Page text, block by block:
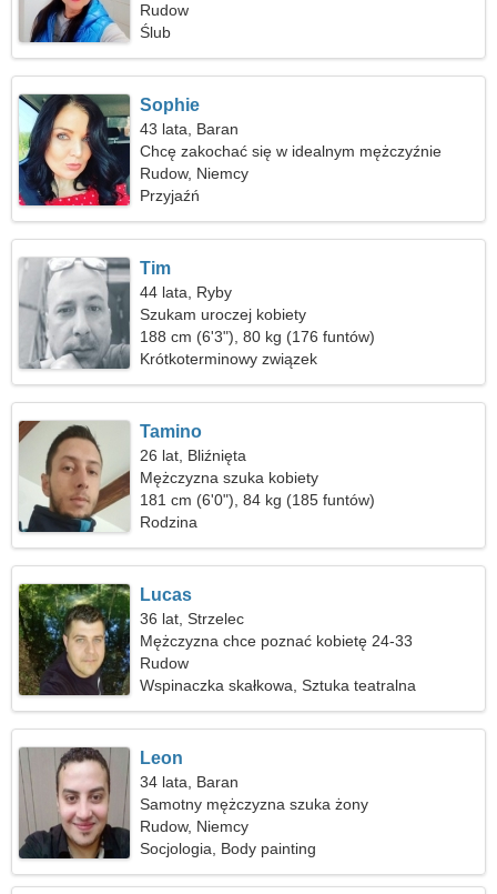
Rudow
Ślub
Sophie
43 lata, Baran
Chcę zakochać się w idealnym mężczyźnie
Rudow, Niemcy
Przyjaźń
Tim
44 lata, Ryby
Szukam uroczej kobiety
188 cm (6'3"), 80 kg (176 funtów)
Krótkoterminowy związek
Tamino
26 lat, Bliźnięta
Mężczyzna szuka kobiety
181 cm (6'0"), 84 kg (185 funtów)
Rodzina
Lucas
36 lat, Strzelec
Mężczyzna chce poznać kobietę 24-33
Rudow
Wspinaczka skałkowa, Sztuka teatralna
Leon
34 lata, Baran
Samotny mężczyzna szuka żony
Rudow, Niemcy
Socjologia, Body painting